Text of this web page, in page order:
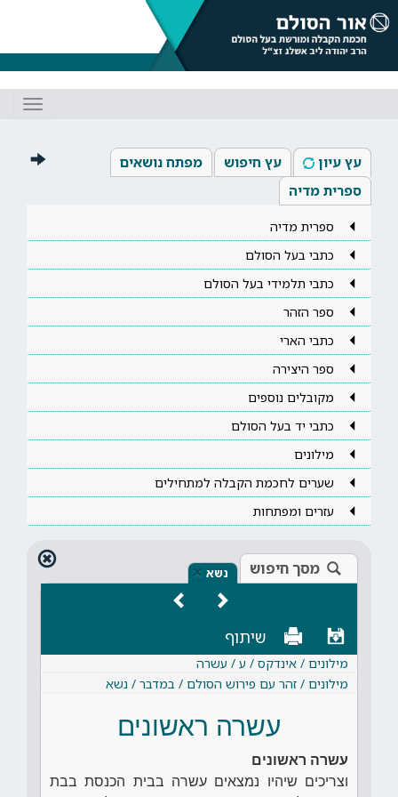
עץ עיון עץ חיפוש
מפתח נושאים
ספרית מדיה
ספרית מדיה
כתבי בעל הסולם
כתבי תלמידי בעל הסולם
ספר הזהר
כתבי הארי
ספר היצירה
מקובלים נוספים
כתבי יד בעל הסולם
מילונים
שערים לחכמת הקבלה למתחילים
עזרים ומפתחות
מסך חיפוש נשא ×
שיתוף
מילונים / אינדקס / ע / עשרה
מילונים / זהר עם פירוש הסולם / במדבר / נשא
עשרה ראשונים
עשרה ראשונים
וצריכים שיהיו נמצאים עשרה בבית הכנסת בבת